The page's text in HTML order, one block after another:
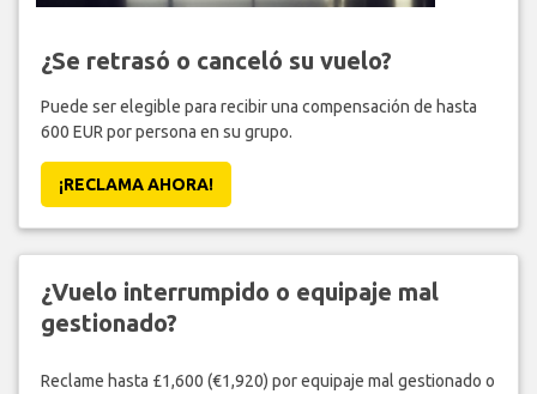
¿Se retrasó o canceló su vuelo?
Puede ser elegible para recibir una compensación de hasta
600 EUR por persona en su grupo.
¡RECLAMA AHORA!
¿Vuelo interrumpido o equipaje mal
gestionado?
Reclame hasta £1,600 (€1,920) por equipaje mal gestionado o